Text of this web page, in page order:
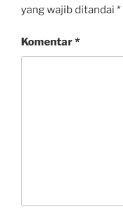
yang wajib ditandai *
Komentar*